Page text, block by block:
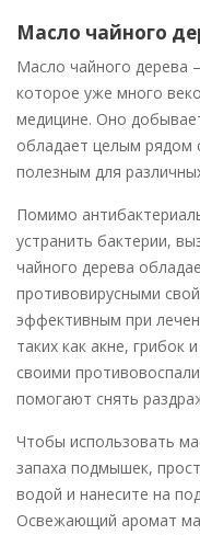
Масло чайного
Масло чайного дерева
которое уже много
медицине. Оно
обладает целым рядом
полезным для
Помимо
устранить бактерии,
чайного дерева
противовирусными
эффективным при
таких как акне, грибок
своими
помогают снять
Чтобы использовать
запаха подмышек,
водой и нанесите на
Освежающий аромат